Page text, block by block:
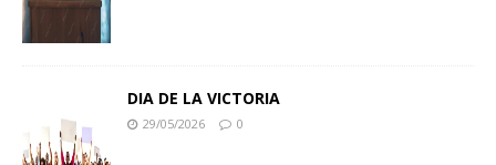
DIA DE LA VICTORIA
29/05/2026 0